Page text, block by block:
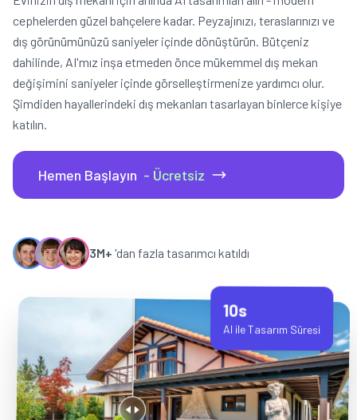
cephelerden güzel bahçelere kadar. Peyzajınızı, teraslarınızı ve
dış görünümünüzü saniyeler içinde dönüştürün. Bütçeniz
dahilinde, AI'mız inşa etmeden önce mükemmel dış mekan
değişimini saniyeler içinde görselleştirmenize yardımcı olur.
Şimdiden hayallerindeki dış mekanları tasarlayan binlerce kişiye
katılın.
Hemen Başlayın - Ücretsiz
3M+ 'dan fazla tasarımcı katıldı
10s
AI ile Tasarım Süresi